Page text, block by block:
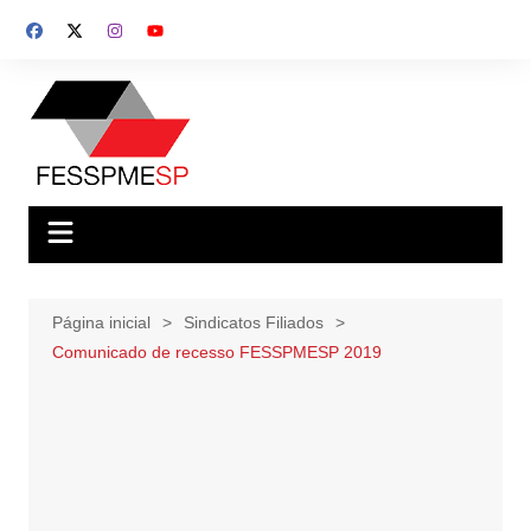
para
conteúdo
Página inicial
Sindicatos Filiados
Comunicado de recesso FESSPMESP 2019